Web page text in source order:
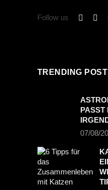
Follow us
TRENDING
PASST
07/08/